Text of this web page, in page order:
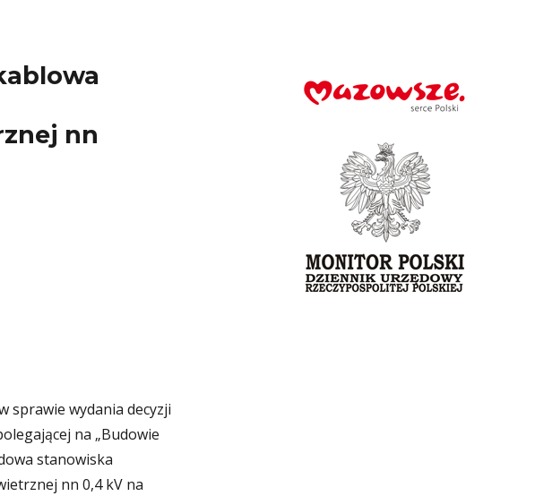
nn
sprawie wydania decyzji
na „Budowie
stanowiska
nn 0,4 kV na